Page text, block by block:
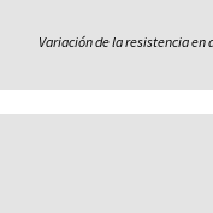
Variación de la resistencia